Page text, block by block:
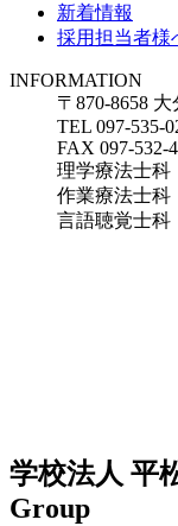
新着情報
採用担当者様
INFORMATION
〒870-8658
TEL 097-535-
FAX 097-532-
理学療法士科
作業療法士科
言語聴覚士科
学校法人 平
Group